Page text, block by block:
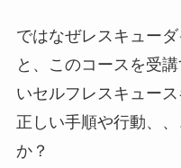
ではなぜレスキュー
と、このコースを受
いセルフレスキュー
正しい手順や行動、
か？